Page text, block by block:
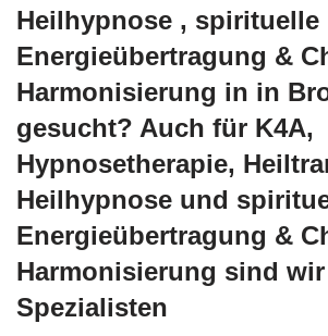
Heilhypnose , spirituelle
Energieübertragung &
Harmonisierung in in
gesucht? Auch für K4A,
Hypnosetherapie,
Heilhypnose und
Energieübertragung &
Harmonisierung sind
Spezialisten